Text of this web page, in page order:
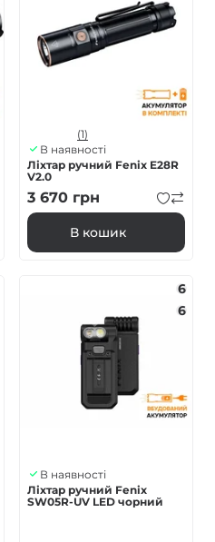
(1)
В наявності
Ліхтар ручний Fenix E28R
V2.0
3 670 грн
В кошик
6
6
В наявності
Ліхтар ручний Fenix
SW05R-UV LED чорний